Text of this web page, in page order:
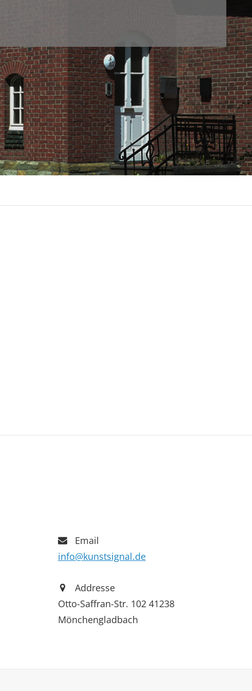
Email
info@kunstsignal.de
Addresse
Otto-Saffran-Str. 102 41238
Mönchengladbach